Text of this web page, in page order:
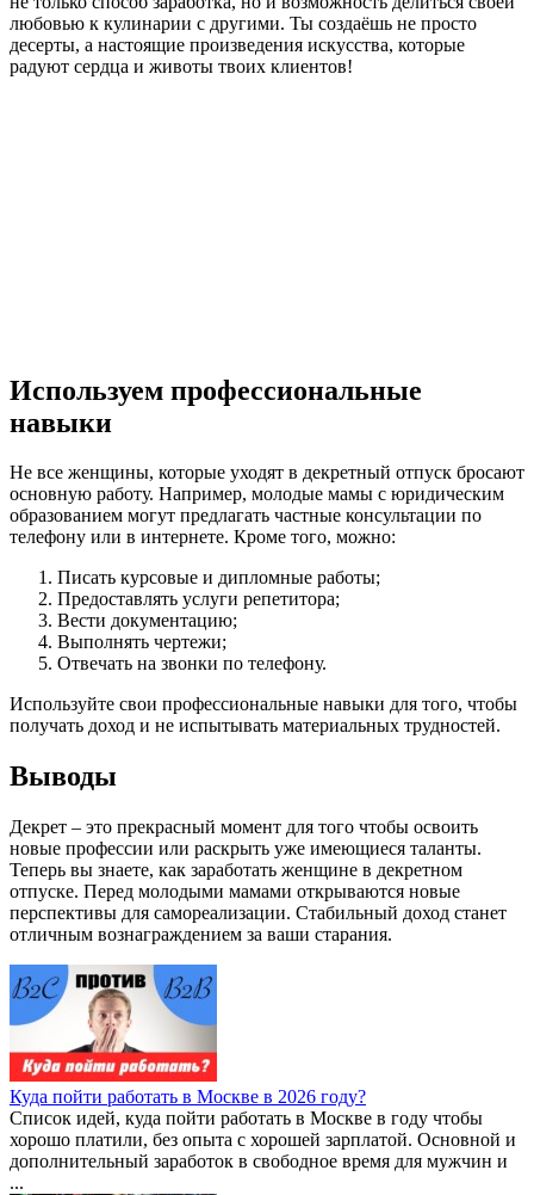
любовью к кулинарии с другими. Ты создаёшь не просто
десерты, а настоящие произведения искусства, которые
радуют сердца и животы твоих клиентов!
Используем профессиональные
навыки
Не все женщины, которые уходят в декретный отпуск бросают
основную работу. Например, молодые мамы с юридическим
образованием могут предлагать частные консультации по
телефону или в интернете. Кроме того, можно:
Писать курсовые и дипломные работы;
Предоставлять услуги репетитора;
Вести документацию;
Выполнять чертежи;
Отвечать на звонки по телефону.
Используйте свои профессиональные навыки для того, чтобы
получать доход и не испытывать материальных трудностей.
Выводы
Декрет – это прекрасный момент для того чтобы освоить
новые профессии или раскрыть уже имеющиеся таланты.
Теперь вы знаете, как заработать женщине в декретном
отпуске. Перед молодыми мамами открываются новые
перспективы для самореализации. Стабильный доход станет
отличным вознаграждением за ваши старания.
Куда пойти работать в Москве в 2026 году?
Список идей, куда пойти работать в Москве в году чтобы
хорошо платили, без опыта с хорошей зарплатой. Основной и
дополнительный заработок в свободное время для мужчин и
...